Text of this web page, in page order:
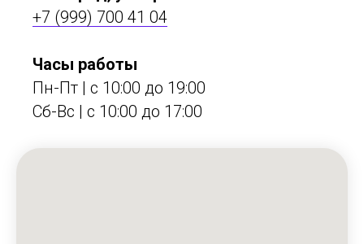
+7 (999) 700 41 04
Часы работы
Пн-Пт | с 10:00 до 19:00
Сб-Вс | c 10:00 до 17:00